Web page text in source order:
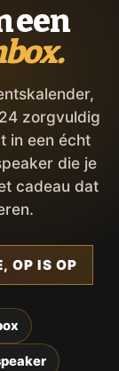
een
zorgvuldig
in een écht
die je
cadeau dat
OP IS OP